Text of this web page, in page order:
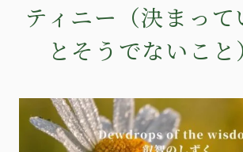
ティニー（決まって
とそうでないこ